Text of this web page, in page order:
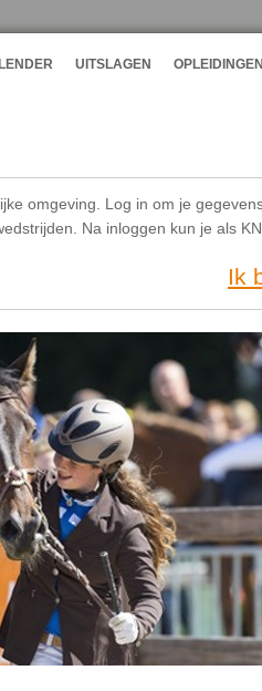
UITSLAGEN
omgeving. Log in om je
Na inloggen kun je als
Ik